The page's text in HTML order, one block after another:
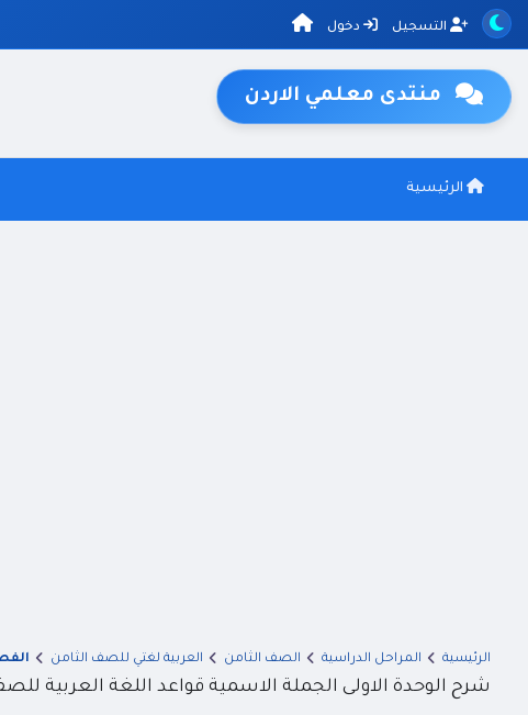
التسجيل دخول
منتدى معلمي الاردن
الرئيسية
الرئيسية المراحل الدراسية الصف الثامن العربية لغتي للصف الثامن
شرح الوحدة الاولى الجملة الاسمية قواعد اللغة العربية للصف